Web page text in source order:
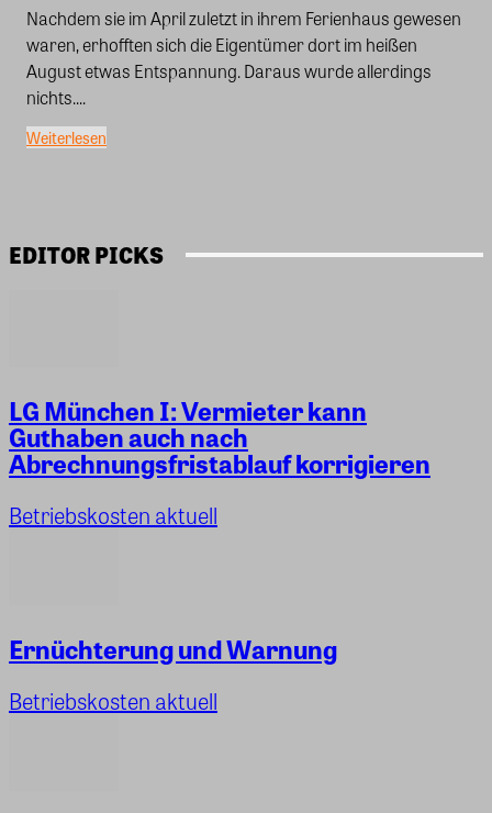
Nachdem sie im April zuletzt in ihrem Ferienhaus gewesen
waren, erhofften sich die Eigentümer dort im heißen
August etwas Entspannung. Daraus wurde allerdings
nichts....
Weiterlesen
EDITOR PICKS
LG München I: Vermieter kann
Guthaben auch nach
Abrechnungsfristablauf korrigieren
Betriebskosten aktuell
Ernüchterung und Warnung
Betriebskosten aktuell